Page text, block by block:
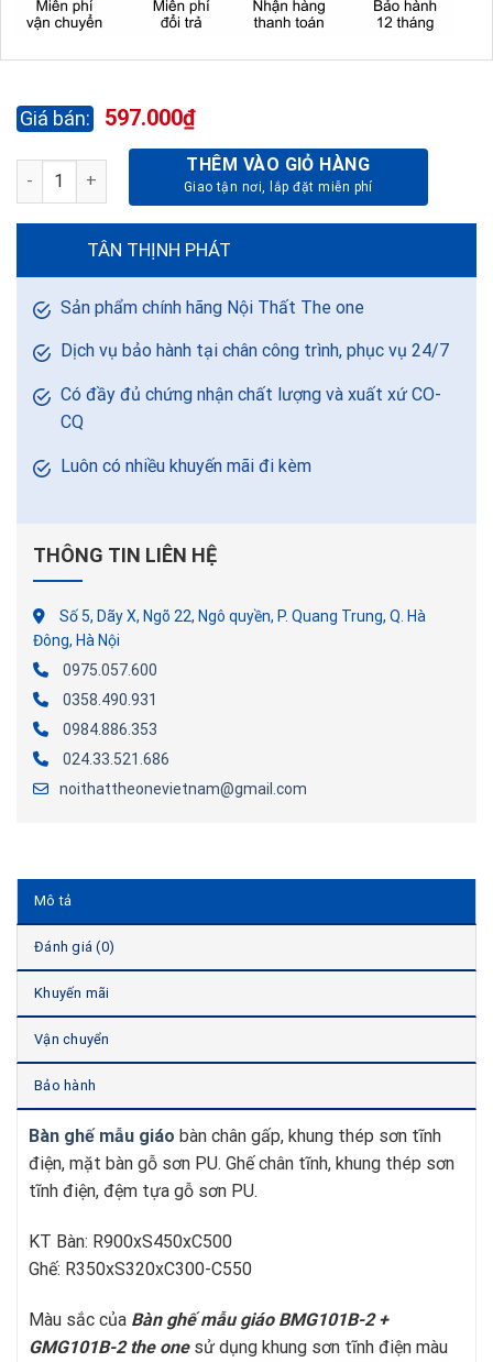
597.000₫
BÀN GHẾ MẪU GIÁO BMG101B-2 + GMG101B-2 số lượng
THÊM VÀO GIỎ HÀNG
TÂN THỊNH PHÁT
Sản phẩm chính hãng Nội Thất The one
Dịch vụ bảo hành tại chân công trình, phục vụ 24/7
Có đầy đủ chứng nhận chất lượng và xuất xứ CO-
CQ
Luôn có nhiều khuyến mãi đi kèm
THÔNG TIN LIÊN HỆ
Số 5, Dãy X, Ngõ 22, Ngô quyền, P. Quang Trung, Q. Hà
Đông, Hà Nội
0975.057.600
0358.490.931
0984.886.353
024.33.521.686
noithattheonevietnam@gmail.com
Mô tả
Đánh giá (0)
Khuyến mãi
Vận chuyển
Bảo hành
Bàn ghế mẫu giáo bàn chân gấp, khung thép sơn tĩnh
điện, mặt bàn gỗ sơn PU. Ghế chân tĩnh, khung thép sơn
tĩnh điện, đệm tựa gỗ sơn PU.
KT Bàn: R900xS450xC500
Ghế: R350xS320xC300-C550
Màu sắc của Bàn ghế mẫu giáo BMG101B-2 +
GMG101B-2the one sử dụng khung sơn tĩnh điện màu